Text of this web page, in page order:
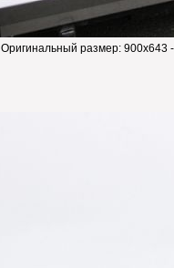
Оригинальный размер: 900x643